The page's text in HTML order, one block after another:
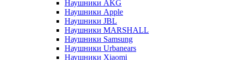
Наушники AKG
Наушники Apple
Наушники JBL
Наушники MARSHALL
Наушники Samsung
Наушники Urbanears
Наушники Xiaomi